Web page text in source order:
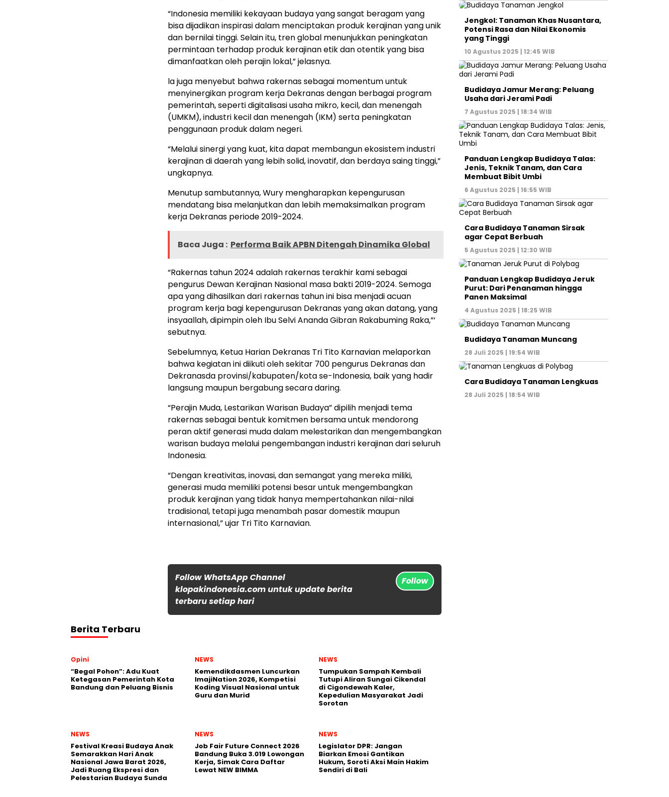
“Indonesia memiliki kekayaan budaya yang sangat beragam yang
bisa dijadikan inspirasi dalam menciptakan produk kerajinan yang unik
dan bernilai tinggi. Selain itu, tren global menunjukkan peningkatan
permintaan terhadap produk kerajinan etik dan otentik yang bisa
dimanfaatkan oleh perajin lokal,” jelasnya.
la juga menyebut bahwa rakernas sebagai momentum untuk
menyinergikan program kerja Dekranas dengan berbagai program
pemerintah, seperti digitalisasi usaha mikro, kecil, dan menengah
(UMKM), industri kecil dan menengah (IKM) serta peningkatan
penggunaan produk dalam negeri.
“Melalui sinergi yang kuat, kita dapat membangun ekosistem industri
kerajinan di daerah yang lebih solid, inovatif, dan berdaya saing tinggi,”
ungkapnya.
Menutup sambutannya, Wury mengharapkan kepengurusan
mendatang bisa melanjutkan dan lebih memaksimalkan program
kerja Dekranas periode 2019-2024.
Baca Juga : Performa Baik APBN Ditengah Dinamika Global
“Rakernas tahun 2024 adalah rakernas terakhir kami sebagai
pengurus Dewan Kerajinan Nasional masa bakti 2019-2024. Semoga
apa yang dihasilkan dari rakernas tahun ini bisa menjadi acuan
program kerja bagi kepengurusan Dekranas yang akan datang, yang
insyaallah, dipimpin oleh Ibu Selvi Ananda Gibran Rakabuming Raka,”‘
sebutnya.
Sebelumnya, Ketua Harian Dekranas Tri Tito Karnavian melaporkan
bahwa kegiatan ini diikuti oleh sekitar 700 pengurus Dekranas dan
Dekranasda provinsi/kabupaten/kota se-Indonesia, baik yang hadir
langsung maupun bergabung secara daring.
“Perajin Muda, Lestarikan Warisan Budaya” dipilih menjadi tema
rakernas sebagai bentuk komitmen bersama untuk mendorong
peran aktif generasi muda dalam melestarikan dan mengembangkan
warisan budaya melalui pengembangan industri kerajinan dari seluruh
Indonesia.
“Dengan kreativitas, inovasi, dan semangat yang mereka miliki,
generasi muda memiliki potensi besar untuk mengembangkan
produk kerajinan yang tidak hanya mempertahankan nilai-nilai
tradisional, tetapi juga menambah pasar domestik maupun
internasional,” ujar Tri Tito Karnavian.
Follow WhatsApp Channel
klopakindonesia.com untuk update berita
terbaru setiap hari
Follow
Berita Terbaru
Opini
“Begal Pohon”: Adu Kuat
Ketegasan Pemerintah Kota
Bandung dan Peluang Bisnis
NEWS
Kemendikdasmen Luncurkan
ImajiNation 2026, Kompetisi
Koding Visual Nasional untuk
Guru dan Murid
NEWS
Tumpukan Sampah Kembali
Tutupi Aliran Sungai Cikendal
di Cigondewah Kaler,
Kepedulian Masyarakat Jadi
Sorotan
NEWS
Festival Kreasi Budaya Anak
Semarakkan Hari Anak
Nasional Jawa Barat 2026,
Jadi Ruang Ekspresi dan
Pelestarian Budaya Sunda
NEWS
Job Fair Future Connect 2026
Bandung Buka 3.019 Lowongan
Kerja, Simak Cara Daftar
Lewat NEW BIMMA
NEWS
Legislator DPR: Jangan
Biarkan Emosi Gantikan
Hukum, Soroti Aksi Main Hakim
Sendiri di Bali
Jengkol: Tanaman Khas Nusantara,
Potensi Rasa dan Nilai Ekonomis
yang Tinggi
10 Agustus 2025 | 12:45 WIB
Budidaya Jamur Merang: Peluang
Usaha dari Jerami Padi
7 Agustus 2025 | 18:34 WIB
Panduan Lengkap Budidaya Talas:
Jenis, Teknik Tanam, dan Cara
Membuat Bibit Umbi
6 Agustus 2025 | 16:55 WIB
Cara Budidaya Tanaman Sirsak
agar Cepat Berbuah
5 Agustus 2025 | 12:30 WIB
Panduan Lengkap Budidaya Jeruk
Purut: Dari Penanaman hingga
Panen Maksimal
4 Agustus 2025 | 18:25 WIB
Budidaya Tanaman Muncang
28 Juli 2025 | 19:54 WIB
Cara Budidaya Tanaman Lengkuas
28 Juli 2025 | 18:54 WIB